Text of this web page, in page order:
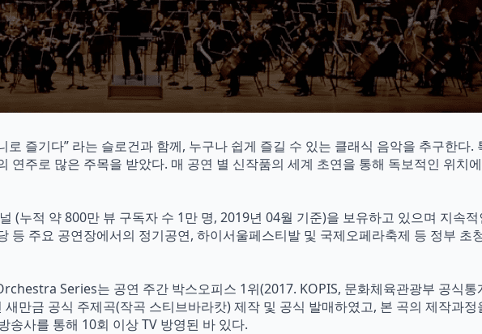
즐기다” 라는 슬로건과 함께, 누구나 쉽게 즐길 수 있는 클래식 음악을 추구한다.
연주로 많은 주목을 받았다. 매 공연 별 신작품의 세계 초연을 통해 독보적인 위치
(누적 약 800만 뷰 구독자 수 1만 명, 2019년 04월 기준)을 보유하고 있으며 지속
등 주요 공연장에서의 정기공연, 하이서울페스티발 및 국제오페라축제 등 정부 초
Series는 공연 주간 박스오피스 1위(2017. KOPIS, 문화체육관광부 공식
만금 공식 주제곡(작곡 스티브바라캇) 제작 및 공식 발매하였고, 본 곡의 제작과
송사를 통해 10회 이상 TV 방영된 바 있다.